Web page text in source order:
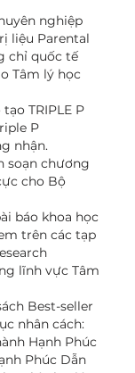
nghiệp
liệu Parental
chỉ quốc tế
Tâm lý học
tạo TRIPLE P
P
nhận.
soạn chương
cho Bộ
báo khoa học
trên các tạp
lĩnh vực Tâm
Best-seller
nhân cách:
Hạnh Phúc
Phúc Dẫn